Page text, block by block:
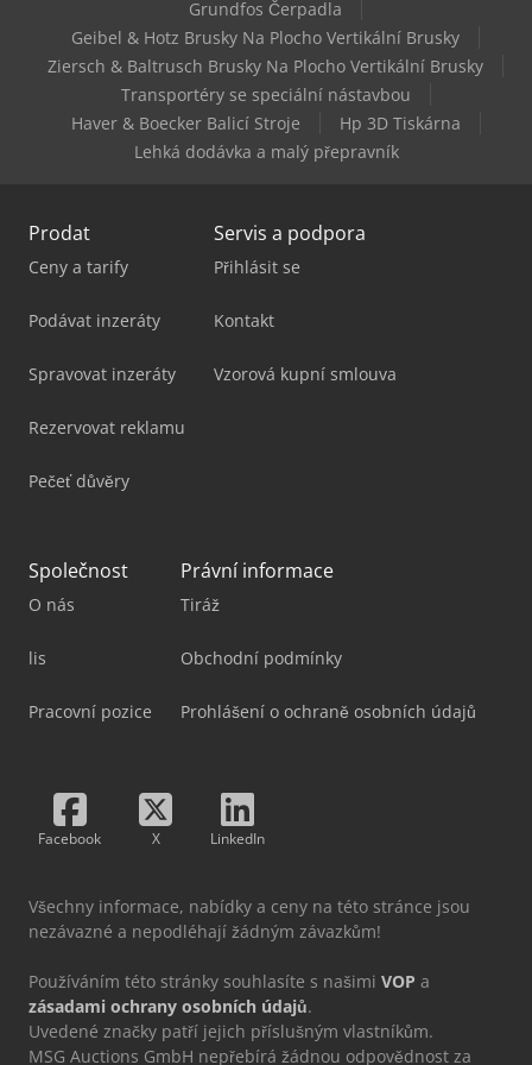
Kayakocvib Kvm 420
Maxion Unimax 4
Grundfos Čerpadla
Geibel & Hotz Brusky Na Plocho Vertikální Brusky
Ziersch & Baltrusch Brusky Na Plocho Vertikální Brusky
Transportéry se speciální nástavbou
Haver & Boecker Balicí Stroje
Hp 3D Tiskárna
Lehká dodávka a malý přepravník
Prodat
Ceny a tarify
Podávat inzeráty
Spravovat inzeráty
Rezervovat reklamu
Pečeť důvěry
Servis a podpora
Přihlásit se
Kontakt
Vzorová kupní smlouva
Společnost
O nás
lis
Pracovní pozice
Právní informace
Tiráž
Obchodní podmínky
Prohlášení o ochraně osobních údajů
Facebook X LinkedIn
Všechny informace, nabídky a ceny na této stránce jsou
nezávazné a nepodléhají žádným závazkům!
Používáním této stránky souhlasíte s našimi VOP a
zásadami ochrany osobních údajů.
Uvedené značky patří jejich příslušným vlastníkům.
MSG Auctions GmbH nepřebírá žádnou odpovědnost za